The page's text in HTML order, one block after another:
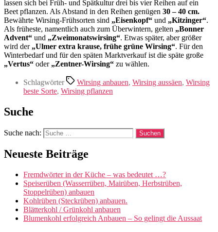
lassen sich bei Früh- und Spätkultur drei bis vier Reihen auf ein
Beet pflanzen. Als Abstand in den Reihen genügen 30 – 40 cm.
Bewährte Wirsing-Frühsorten sind „Eisenkopf“ und „Kitzinger“.
Als früheste, namentlich auch zum Überwintern, gelten „Bonner
Advent“ und „Zweimonatswirsing“. Etwas später, aber größer
wird der „Ulmer extra krause, frühe grüne Wirsing“. Für den
Winterbedarf und für den späten Marktverkauf ist die späte große
„Vertus“ oder „Zentner-Wirsing“ zu wählen.
Schlagwörter Wirsing anbauen, Wirsing aussäen, Wirsing
beste Sorte, Wirsing pflanzen
Suche
Suche nach:
Neueste Beiträge
Fremdwörter in der Küche – was bedeutet …?
Speiserüben (Wasserrüben, Mairüben, Herbstrüben,
Stoppelrüben) anbauen
Kohlrüben (Steckrüben) anbauen.
Blätterkohl / Grünkohl anbauen
Blumenkohl erfolgreich Anbauen – So gelingt die Aussaat